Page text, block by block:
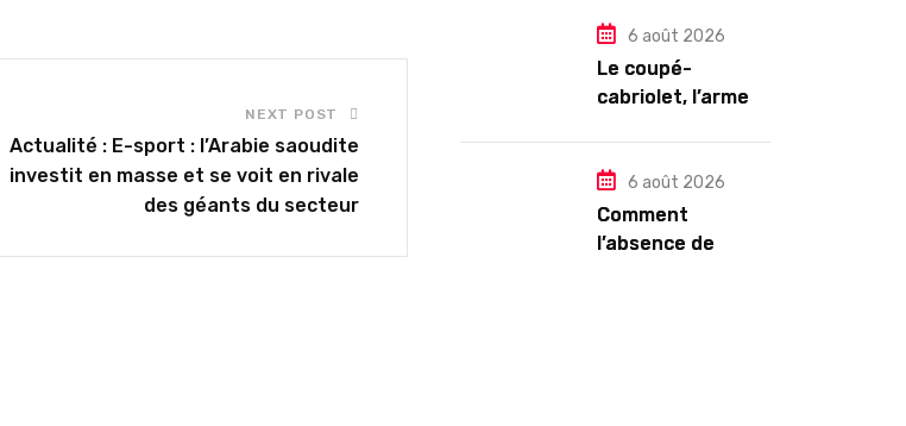
NEXT POST
Actualité : E-sport : l’Arabie saoudite
investit en masse et se voit en rivale
des géants du secteur
6 août 2026
Le coupé-
cabriolet, l’arme
CC TCE 180 ou VW
Eos TSI 210 ?
6 août 2026
Comment
l’absence de